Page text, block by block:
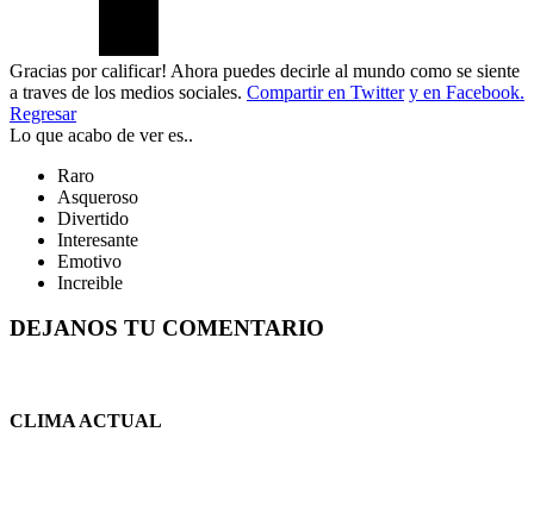
Gracias por calificar! Ahora puedes decirle al mundo como se siente
a traves de los medios sociales. Compartir en Twitter y en Facebook.
Regresar
Lo que acabo de ver es..
Raro
Asqueroso
Divertido
Interesante
Emotivo
Increible
DEJANOS TU COMENTARIO
CLIMA ACTUAL